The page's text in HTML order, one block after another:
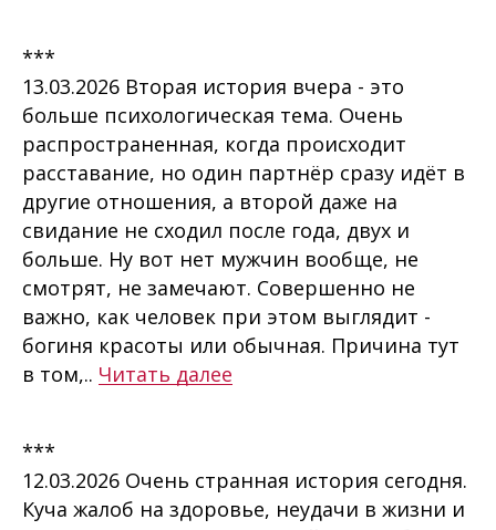
***
13.03.2026 Вторая история вчера - это
больше психологическая тема. Очень
распространенная, когда происходит
расставание, но один партнёр сразу идёт в
другие отношения, а второй даже на
свидание не сходил после года, двух и
больше. Ну вот нет мужчин вообще, не
смотрят, не замечают. Совершенно не
важно, как человек при этом выглядит -
богиня красоты или обычная. Причина тут
в том,.. Читать далее
***
12.03.2026 Очень странная история сегодня.
Куча жалоб на здоровье, неудачи в жизни и